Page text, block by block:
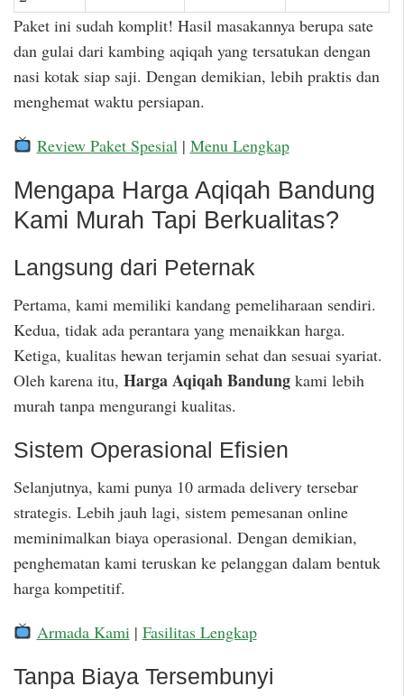
Paket ini sudah komplit! Hasil masakannya berupa sate
dan gulai dari kambing aqiqah yang tersatukan dengan
nasi kotak siap saji. Dengan demikian, lebih praktis dan
menghemat waktu persiapan.
Review Paket Spesial | Menu Lengkap
Mengapa Harga Aqiqah Bandung
Kami Murah Tapi Berkualitas?
Langsung dari Peternak
Pertama, kami memiliki kandang pemeliharaan sendiri.
Kedua, tidak ada perantara yang menaikkan harga.
Ketiga, kualitas hewan terjamin sehat dan sesuai syariat.
Oleh karena itu, Harga Aqiqah Bandung kami lebih
murah tanpa mengurangi kualitas.
Sistem Operasional Efisien
Selanjutnya, kami punya 10 armada delivery tersebar
strategis. Lebih jauh lagi, sistem pemesanan online
meminimalkan biaya operasional. Dengan demikian,
penghematan kami teruskan ke pelanggan dalam bentuk
harga kompetitif.
Armada Kami | Fasilitas Lengkap
Tanpa Biaya Tersembunyi